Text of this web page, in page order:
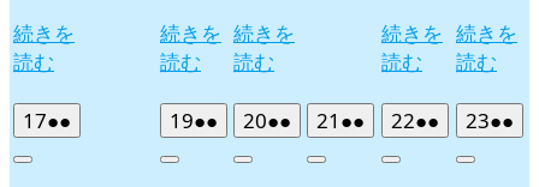
続きを
読む
続きを
読む
続きを
読む
続きを
読む
続きを
読む
172026
年
●●
件
Close
192026
年
●●
件
Close
202026
年
●●
件
Close
21 2026
年
●●
件
Close
222026
年
●●
件
Close
232026
年
●●
件
Close